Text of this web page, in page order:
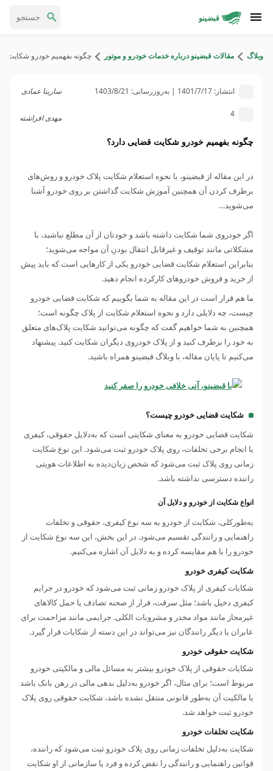
قبضینو
وبلاگ مقالات قبضینو درباره خدمات خودرو و موتور چگونه بفهمیم خودرو شکایت
انتشار: 1401/7/17 | به‌روزرسانی: 1403/8/21 سارینا عمادی
مهدی افراشته
چگونه بفهمیم خودرو شکایت قضایی دارد؟
در این مقاله از قبضینو، با نحوه استعلام شکایت پلاک خودرو و روش‌های
برطرف کردن آن همچنین آموزش شکایت گذاشتن بر روی خودرو آشنا
می‌شوید…
اگر خودروی شما شکایت داشته باشد و خودتان از آن مطلع نباشید، با
مشکلاتی مانند توقیف و غیرقابل‌ انتقال بودنِ آن مواجه می‌شوید؛
بنابراین استعلام شکایت قضایی خودرو یکی از کارهایی است که باید پیش
از خرید و فروش خودروهای کارکرده انجام دهید.
ما هم قرار است در این مقاله به شما بگوییم که شکایت قضایی خودرو
چیست، چه دلایلی دارد و نحوه استعلام شکایت از پلاک چگونه است؛
همچنین به شما خواهیم گفت که چگونه می‌توانید شکایت پلاک‌های متعلق
به خود را برطرف کنید و از پلاک خودروی دیگران شکایت کنید. پیشنهاد
می‌کنیم تا پایان مقاله، با وبلاگ قبضینو همراه باشید.
شکایت قضایی خودرو چیست؟
شکایت قضایی خودرو به‌ معنای شکایتی است که به‌دلایل حقوقی، کیفری
یا انجام برخی تخلفات، روی پلاک خودرو ثبت می‌شود. این نوع شکایت
زمانی روی پلاک ثبت می‌شود که شخص زیان‌دیده به اطلاعات هویتی
راننده دسترسی نداشته باشد.
انواع شکایت از خودرو و دلایل آن
به‌طورکلی، شکایت از خودرو به سه نوع کیفری، حقوقی و تخلفات
راهنمایی و رانندگی تقسیم می‌شود. در این بخش، این سه نوع شکایت از
خودرو را با هم مقایسه کرده و به دلایل آن اشاره می‌کنیم.
شکایت کیفری خودرو
شکایات کیفری از پلاک خودرو زمانی ثبت می‌شود که خودرو در جرایم
کیفری دخیل باشد؛ مثل سرقت، فرار از صحنه تصادف یا حمل کالاهای
غیرمجاز مانند مواد مخدر و مشروبات الکلی. جرایمی مانند مزاحمت برای
عابران یا دیگر رانندگان نیز می‌تواند در این دسته از شکایات قرار گیرد.
شکایت حقوقی خودرو
شکایات حقوقی از پلاک خودرو بیشتر به مسائل مالی و مالکیتی خودرو
مربوط است؛ برای مثال، اگر خودرو به‌دلیل بدهی مالی در رهن بانک باشد
یا مالکیت آن به‌طور قانونی منتقل نشده باشد، شکایت حقوقی روی پلاک
خودرو ثبت خواهد شد.
شکایت تخلفات خودرو
شکایت به‌دلیل تخلفات زمانی روی پلاک خودرو ثبت می‌شود که راننده،
قوانین راهنمایی و رانندگی را نقض کرده و فرد یا سازمانی از او شکایت